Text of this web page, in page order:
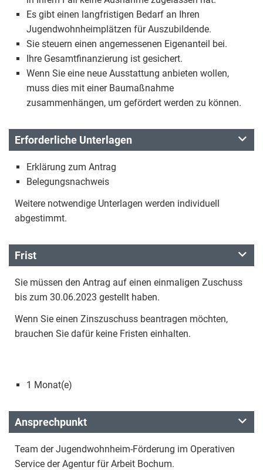
Es gibt einen langfristigen Bedarf an Ihren
Jugendwohnheimplätzen für Auszubildende.
Sie steuern einen angemessenen Eigenanteil bei.
Ihre Gesamtfinanzierung ist gesichert.
Wenn Sie eine neue Ausstattung anbieten wollen,
muss dies mit einer Baumaßnahme
zusammenhängen, um gefördert werden zu können.
Erforderliche Unterlagen
Erklärung zum Antrag
Belegungsnachweis
Weitere notwendige Unterlagen werden individuell
abgestimmt.
Frist
Sie müssen den Antrag auf einen einmaligen Zuschuss
bis zum 30.06.2023 gestellt haben.
Wenn Sie einen Zinszuschuss beantragen möchten,
brauchen Sie dafür keine Fristen einhalten.
1 Monat(e)
Ansprechpunkt
Team der Jugendwohnheim-Förderung im Operativen
Service der Agentur für Arbeit Bochum.